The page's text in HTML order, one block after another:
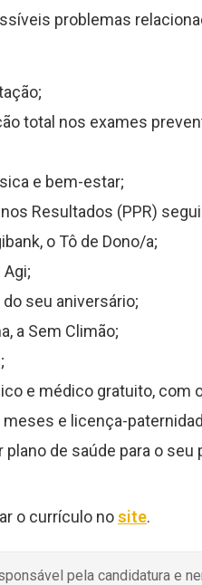
problemas
total nos exames
e bem-estar;
Resultados (PPR)
o Tô de Dono/a;
seu aniversário;
a Sem Climão;
e médico gratuito, com
e licença-
plano de saúde para o
o currículo nosite.
pela candidatura e